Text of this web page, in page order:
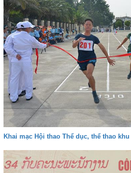
Khai mạc Hội thao Thể dục, thể thao